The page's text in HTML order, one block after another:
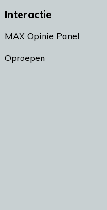
Interactie
MAX Opinie Panel
Oproepen